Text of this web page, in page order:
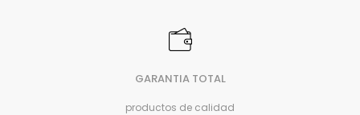
GARANTIA TOTAL
productos de calidad